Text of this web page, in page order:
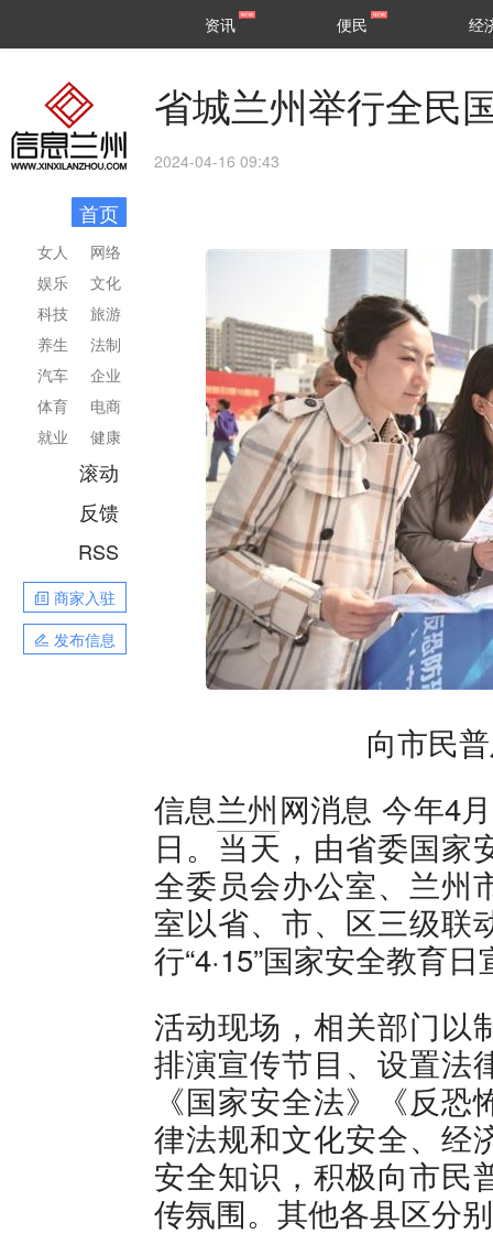
区县
资讯 便民 经
首页
网络
文化
旅游
法制
企业
电商
健康
女人
娱乐
科技
养生
汽车
体育
就业
滚动
反馈
RSS
商家入驻
发布信息
省城兰州举行全民
2024-04-16 09:43
向市民
信息兰州网消息 今年4
日。当天，由省委国家
全委员会办公室、兰州
室以省、市、区三级联
行“4·15”国家安全教育
活动现场，相关部门以
排演宣传节目、设置法
《国家安全法》《反
律法规和文化安全、经
安全知识，积极向市民
传氛围。其他各县区分